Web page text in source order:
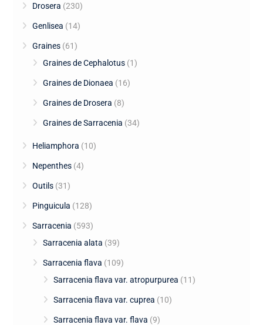
Drosera (230)
Genlisea (14)
Graines (61)
Graines de Cephalotus (1)
Graines de Dionaea (16)
Graines de Drosera (8)
Graines de Sarracenia (34)
Heliamphora (10)
Nepenthes (4)
Outils (31)
Pinguicula (128)
Sarracenia (593)
Sarracenia alata (39)
Sarracenia flava (109)
Sarracenia flava var. atropurpurea (11)
Sarracenia flava var. cuprea (10)
Sarracenia flava var. flava (9)